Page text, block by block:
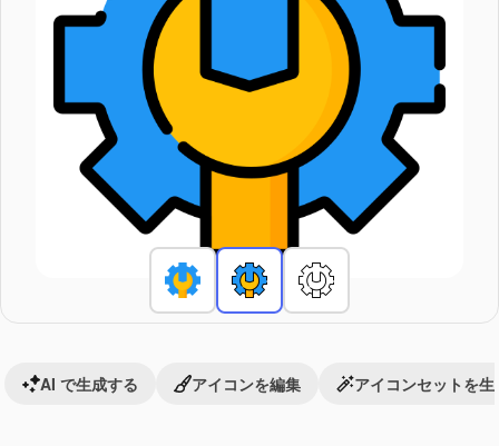
AI で生成する アイコンを編集 アイコンセットを生